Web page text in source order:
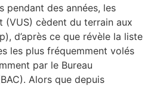
pendant des années, les
cèdent du terrain aux
d’après ce que révèle la liste
les plus fréquemment volés
par le Bureau
Alors que depuis